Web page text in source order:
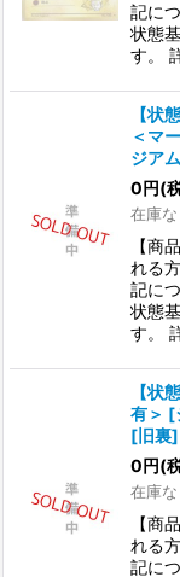
記に
状態
す。
【状
＜マ
ジア
0円(
在庫な
【商
れる
記に
状態
す。
【状
有＞ [
[旧裏]
0円(
在庫な
【商
れる
記に